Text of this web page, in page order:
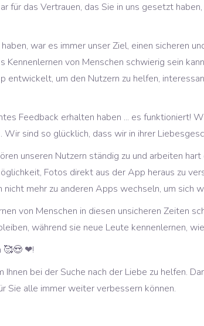
für das Vertrauen, das Sie in uns gesetzt
war es immer unser Ziel, einen sicheren
Kennenlernen von Menschen schwierig sein
entwickelt, um den Nutzern zu helfen,
Feedback erhalten haben ... es funktioniert!
sind so glücklich, dass wir in ihrer
unseren Nutzern ständig zu und arbeiten
Fotos direkt aus der App heraus zu
mehr zu anderen Apps wechseln, um sich
von Menschen in diesen unsicheren Zeiten
während sie neue Leute kennenlernen,
🥰😍 ❤!
bei der Suche nach der Liebe zu helfen.
Sie alle immer weiter verbessern können.